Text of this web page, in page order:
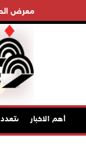
معرض
أهم الاخبار
الدفاعي المتعدد